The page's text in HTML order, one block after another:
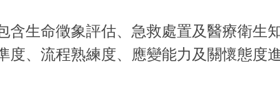
含生命徵象評估、急救處置及醫療衛生
、流程熟練度、應變能力及關懷態度